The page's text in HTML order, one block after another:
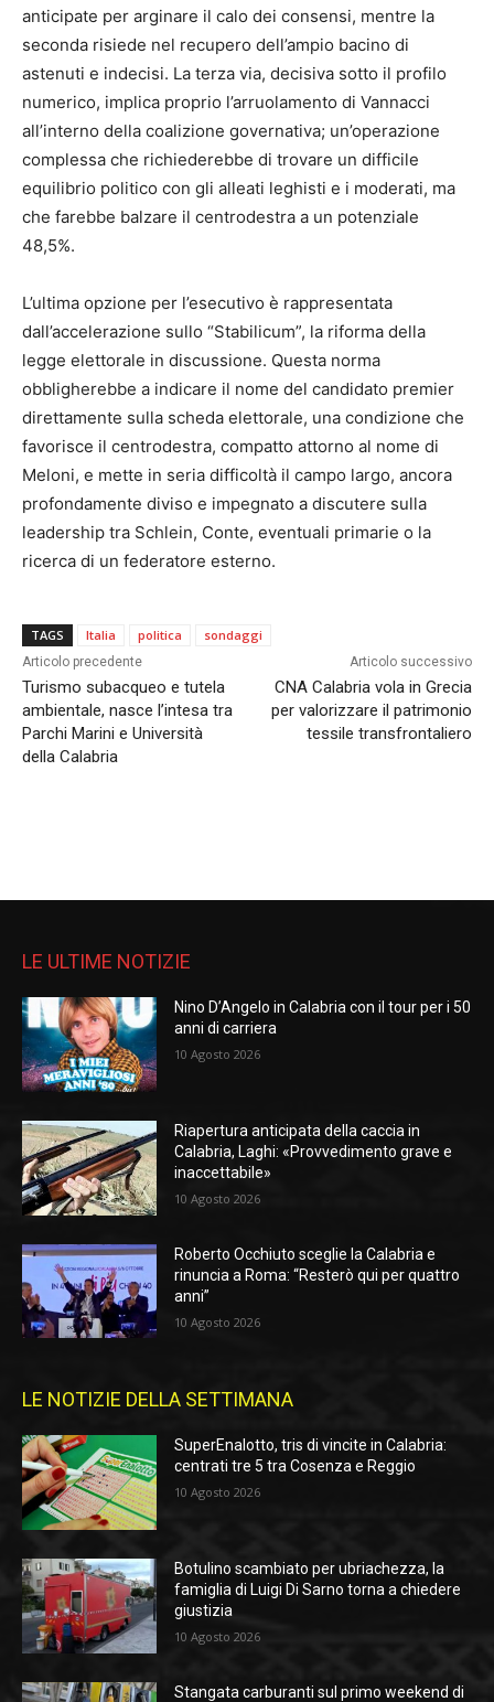
anticipate per arginare il calo dei consensi, mentre la
seconda risiede nel recupero dell’ampio bacino di
astenuti e indecisi. La terza via, decisiva sotto il profilo
numerico, implica proprio l’arruolamento di Vannacci
all’interno della coalizione governativa; un’operazione
complessa che richiederebbe di trovare un difficile
equilibrio politico con gli alleati leghisti e i moderati, ma
che farebbe balzare il centrodestra a un potenziale
48,5%.
L’ultima opzione per l’esecutivo è rappresentata
dall’accelerazione sullo “Stabilicum”, la riforma della
legge elettorale in discussione. Questa norma
obbligherebbe a indicare il nome del candidato premier
direttamente sulla scheda elettorale, una condizione che
favorisce il centrodestra, compatto attorno al nome di
Meloni, e mette in seria difficoltà il campo largo, ancora
profondamente diviso e impegnato a discutere sulla
leadership tra Schlein, Conte, eventuali primarie o la
ricerca di un federatore esterno.
TAGS Italia politica sondaggi
Articolo precedente
Turismo subacqueo e tutela
ambientale, nasce l’intesa tra
Parchi Marini e Università
della Calabria
Articolo successivo
CNA Calabria vola in Grecia
per valorizzare il patrimonio
tessile transfrontaliero
LE ULTIME NOTIZIE
Nino D’Angelo in Calabria con il tour per i 50
anni di carriera
10 Agosto 2026
Riapertura anticipata della caccia in
Calabria, Laghi: «Provvedimento grave e
inaccettabile»
10 Agosto 2026
Roberto Occhiuto sceglie la Calabria e
rinuncia a Roma: “Resterò qui per quattro
anni”
10 Agosto 2026
LE NOTIZIE DELLA SETTIMANA
SuperEnalotto, tris di vincite in Calabria:
centrati tre 5 tra Cosenza e Reggio
10 Agosto 2026
Botulino scambiato per ubriachezza, la
famiglia di Luigi Di Sarno torna a chiedere
giustizia
10 Agosto 2026
Stangata carburanti sul primo weekend di